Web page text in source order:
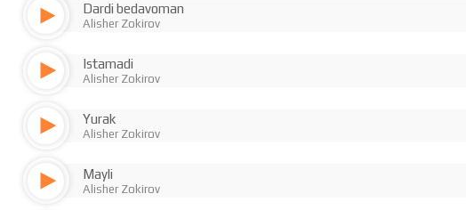
Dardi bedavoman
Alisher Zokirov
Istamadi
Alisher Zokirov
Yurak
Alisher Zokirov
Mayli
Alisher Zokirov